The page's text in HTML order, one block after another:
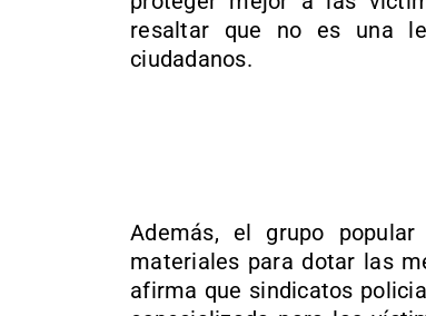
resaltar que no es una
ciudadanos.
Además, el grupo
materiales para dotar las
afirma que sindicatos